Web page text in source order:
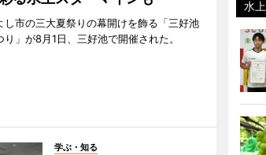
し市の三大夏祭りの幕開けを飾る「三好池
り」が8月1日、三好池で開催された。
学ぶ・知る
水